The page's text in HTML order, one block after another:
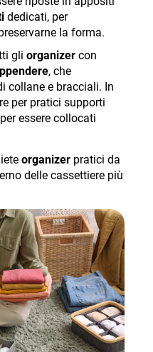
dedicati, per
la forma.
gli organizer con
, che
collane e bracciali. In
per pratici supporti
essere collocati
organizer pratici da
delle cassettiere più